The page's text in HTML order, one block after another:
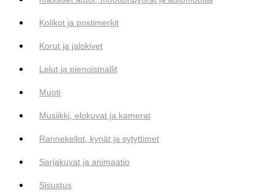
Kolikot ja postimerkit
Korut ja jalokivet
Lelut ja pienoismallit
Muoti
Musiikki, elokuvat ja kamerat
Rannekellot, kynät ja sytyttimet
Sarjakuvat ja animaatio
Sisustus